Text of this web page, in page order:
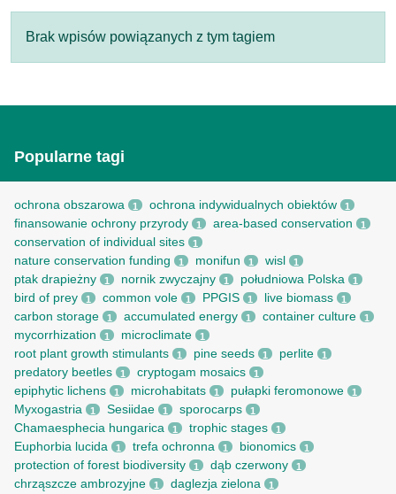
Brak wpisów powiązanych z tym tagiem
Popularne tagi
ochrona obszarowa 1 ochrona indywidualnych obiektów 1
finansowanie ochrony przyrody 1 area-based conservation 1
conservation of individual sites 1
nature conservation funding 1 monifun 1 wisl 1
ptak drapieżny 1 nornik zwyczajny 1 południowa Polska 1
bird of prey 1 common vole 1 PPGIS 1 live biomass 1
carbon storage 1 accumulated energy 1 container culture 1
mycorrhization 1 microclimate 1
root рlant growth stimulants 1 pine seeds 1 perlite 1
predatory beetles 1 cryptogam mosaics 1
epiphytic lichens 1 microhabitats 1 pułapki feromonowe 1
Myxogastria 1 Sesiidae 1 sporocarps 1
Chamaesphecia hungarica 1 trophic stages 1
Euphorbia lucida 1 trefa ochronna 1 bionomics 1
protection of forest biodiversity 1 dąb czerwony 1
chrząszcze ambrozyjne 1 daglezja zielona 1